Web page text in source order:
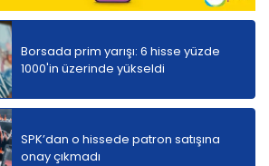
Borsada prim yarışı: 6 hisse yüzde
1000'in üzerinde yükseldi
SPK’dan o hissede patron satışına
onay çıkmadı